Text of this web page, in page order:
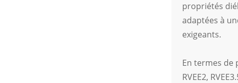
propriétés
adaptées à
exigeants.
En termes de
RVEE2,